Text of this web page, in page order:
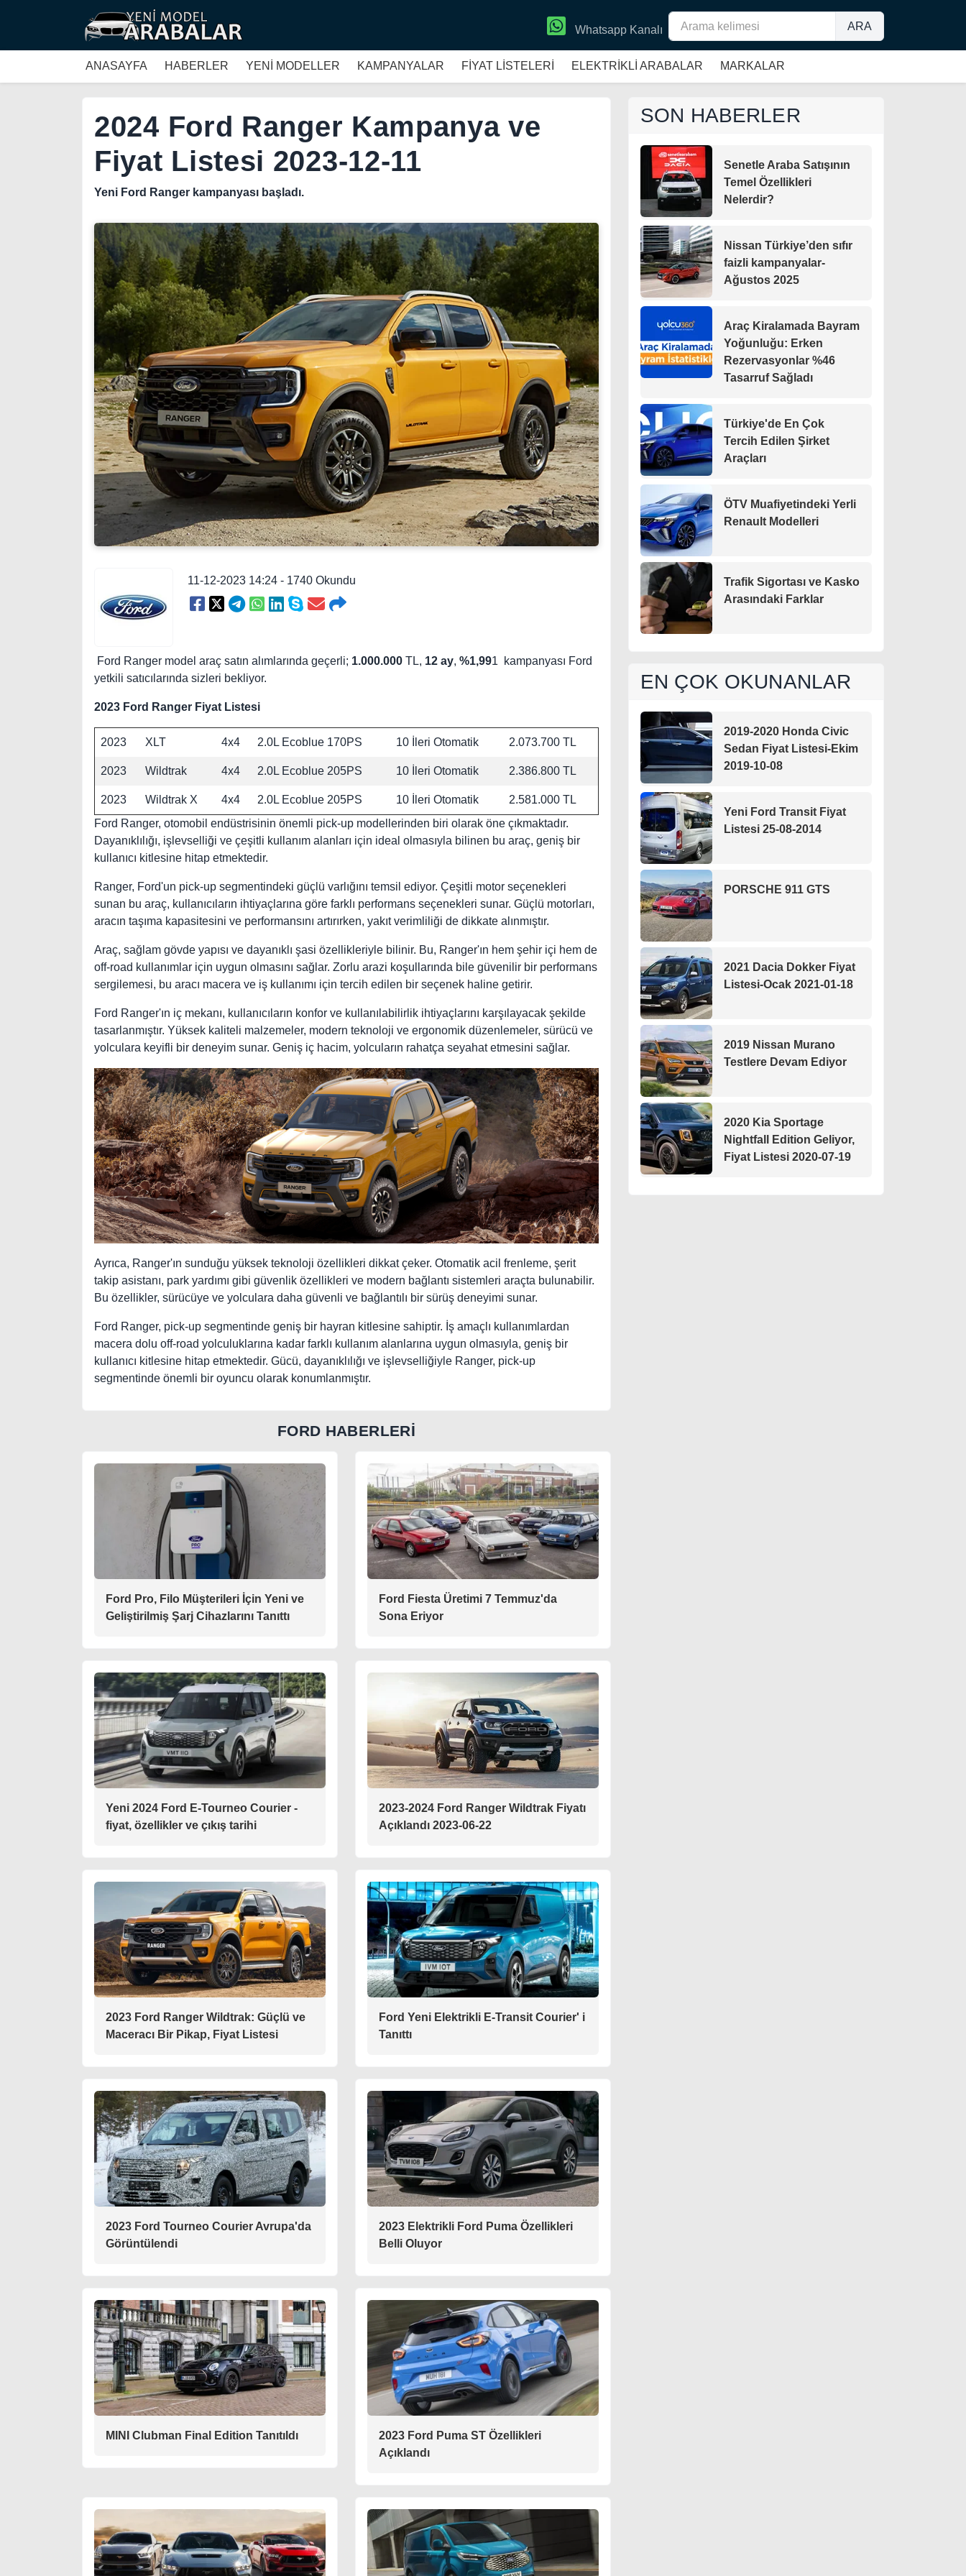
ARA
Whatsapp Kanalı
ANASAYFA HABERLER YENİ MODELLER KAMPANYALAR FİYAT LİSTELERİ ELEKTRİKLİ ARABALAR MARKALAR
2024 Ford Ranger Kampanya ve
Fiyat Listesi 2023-12-11
Yeni Ford Ranger kampanyası başladı.
11-12-2023 14:24 - 1740 Okundu
Ford Ranger model araç satın alımlarında geçerli; 1.000.000 TL, 12 ay, %1,991 kampanyası Ford
yetkili satıcılarında sizleri bekliyor.
2023 Ford Ranger Fiyat Listesi
2023 XLT 4x4 2.0L Ecoblue 170PS 10 İleri Otomatik 2.073.700 TL
2023 Wildtrak 4x4 2.0L Ecoblue 205PS 10 İleri Otomatik 2.386.800 TL
2023 Wildtrak X 4x4 2.0L Ecoblue 205PS 10 İleri Otomatik
2.581.000 TL
Ford Ranger, otomobil endüstrisinin önemli pick-up modellerinden biri olarak öne çıkmaktadır.
Dayanıklılığı, işlevselliği ve çeşitli kullanım alanları için ideal olmasıyla bilinen bu araç, geniş bir
kullanıcı kitlesine hitap etmektedir.
Ranger, Ford'un pick-up segmentindeki güçlü varlığını temsil ediyor. Çeşitli motor seçenekleri
sunan bu araç, kullanıcıların ihtiyaçlarına göre farklı performans seçenekleri sunar. Güçlü motorları,
aracın taşıma kapasitesini ve performansını artırırken, yakıt verimliliği de dikkate alınmıştır.
Araç, sağlam gövde yapısı ve dayanıklı şasi özellikleriyle bilinir. Bu, Ranger'ın hem şehir içi hem de
off-road kullanımlar için uygun olmasını sağlar. Zorlu arazi koşullarında bile güvenilir bir performans
sergilemesi, bu aracı macera ve iş kullanımı için tercih edilen bir seçenek haline getirir.
Ford Ranger'ın iç mekanı, kullanıcıların konfor ve kullanılabilirlik ihtiyaçlarını karşılayacak şekilde
tasarlanmıştır. Yüksek kaliteli malzemeler, modern teknoloji ve ergonomik düzenlemeler, sürücü ve
yolculara keyifli bir deneyim sunar. Geniş iç hacim, yolcuların rahatça seyahat etmesini sağlar.
Ayrıca, Ranger'ın sunduğu yüksek teknoloji özellikleri dikkat çeker. Otomatik acil frenleme, şerit
takip asistanı, park yardımı gibi güvenlik özellikleri ve modern bağlantı sistemleri araçta bulunabilir.
Bu özellikler, sürücüye ve yolculara daha güvenli ve bağlantılı bir sürüş deneyimi sunar.
Ford Ranger, pick-up segmentinde geniş bir hayran kitlesine sahiptir. İş amaçlı kullanımlardan
macera dolu off-road yolculuklarına kadar farklı kullanım alanlarına uygun olmasıyla, geniş bir
kullanıcı kitlesine hitap etmektedir. Gücü, dayanıklılığı ve işlevselliğiyle Ranger, pick-up
segmentinde önemli bir oyuncu olarak konumlanmıştır.
FORD HABERLERİ
Ford Pro, Filo Müşterileri İçin Yeni ve
Geliştirilmiş Şarj Cihazlarını Tanıttı
Ford Fiesta Üretimi 7 Temmuz'da
Sona Eriyor
Yeni 2024 Ford E-Tourneo Courier -
fiyat, özellikler ve çıkış tarihi
2023-2024 Ford Ranger Wildtrak Fiyatı
Açıklandı 2023-06-22
2023 Ford Ranger Wildtrak: Güçlü ve
Maceracı Bir Pikap, Fiyat Listesi
Ford Yeni Elektrikli E-Transit Courier' i
Tanıttı
2023 Ford Tourneo Courier Avrupa'da
Görüntülendi
2023 Elektrikli Ford Puma Özellikleri
Belli Oluyor
MINI Clubman Final Edition Tanıtıldı
2023 Ford Puma ST Özellikleri
Açıklandı
SON HABERLER
Senetle Araba Satışının
Temel Özellikleri
Nelerdir?
Nissan Türkiye’den sıfır
faizli kampanyalar-
Ağustos 2025
Araç Kiralamada Bayram
Yoğunluğu: Erken
Rezervasyonlar %46
Tasarruf Sağladı
Türkiye'de En Çok
Tercih Edilen Şirket
Araçları
ÖTV Muafiyetindeki Yerli
Renault Modelleri
Trafik Sigortası ve Kasko
Arasındaki Farklar
EN ÇOK OKUNANLAR
2019-2020 Honda Civic
Sedan Fiyat Listesi-Ekim
2019-10-08
Yeni Ford Transit Fiyat
Listesi 25-08-2014
PORSCHE 911 GTS
2021 Dacia Dokker Fiyat
Listesi-Ocak 2021-01-18
2019 Nissan Murano
Testlere Devam Ediyor
2020 Kia Sportage
Nightfall Edition Geliyor,
Fiyat Listesi 2020-07-19